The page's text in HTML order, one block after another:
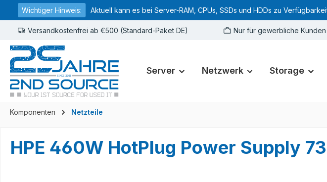
Zur Hauptnavigation springen
Wichtiger Hinweis: Aktuell kann es bei Server-RAM, CPUs, SSDs und HDDs zu
Versandkostenfrei ab €500 (Standard-Paket DE) Nur für gewerbliche
Server Netzwerk Storage
Komponenten Netzteile
HPE 460W HotPlug Power Supply